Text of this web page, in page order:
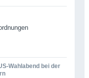
Wahlabend bei der